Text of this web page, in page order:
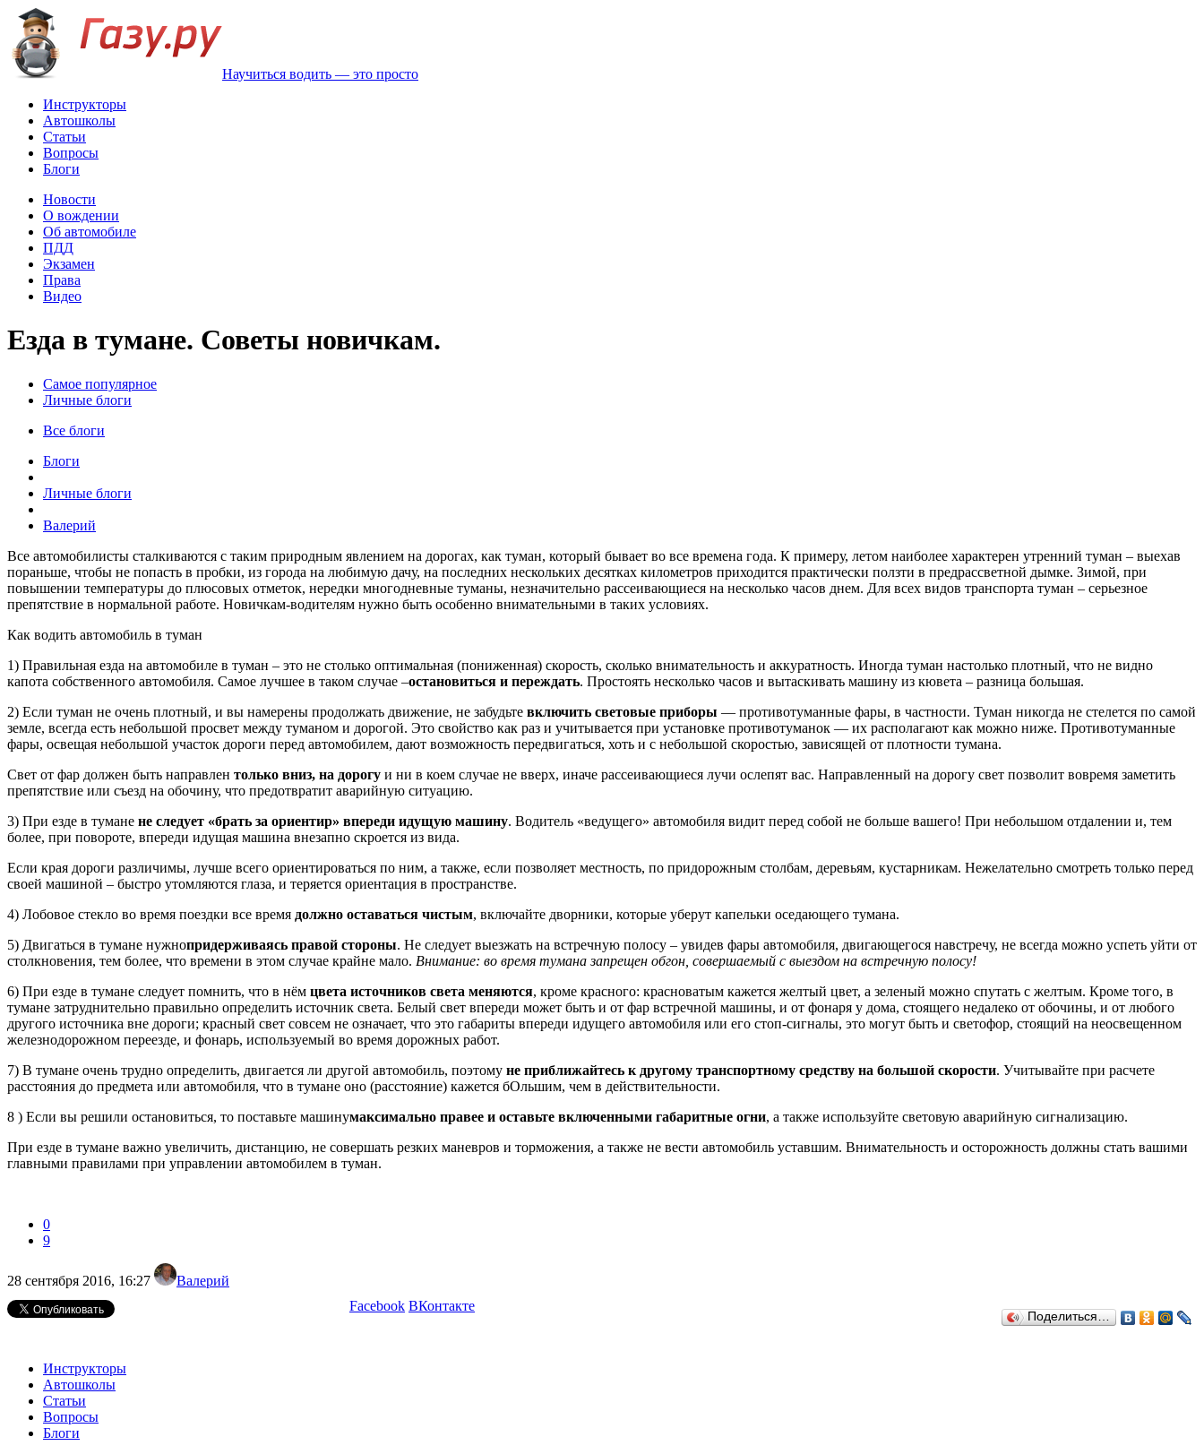
Научиться водить — это просто
Инструкторы
Автошколы
Статьи
Вопросы
Блоги
Новости
О вождении
Об автомобиле
ПДД
Экзамен
Права
Видео
Езда в тумане. Советы новичкам.
Самое популярное
Личные блоги
Все блоги
Блоги
Личные блоги
Валерий
Все автомобилисты сталкиваются с таким природным явлением на дорогах, как туман, который бывает во все времена года. К примеру, летом наиболее характерен утренний туман – выехав
пораньше, чтобы не попасть в пробки, из города на любимую дачу, на последних нескольких десятках километров приходится практически ползти в предрассветной дымке. Зимой, при
повышении температуры до плюсовых отметок, нередки многодневные туманы, незначительно рассеивающиеся на несколько часов днем. Для всех видов транспорта туман – серьезное
препятствие в нормальной работе. Новичкам-водителям нужно быть особенно внимательными в таких условиях.
Как водить автомобиль в туман
1) Правильная езда на автомобиле в туман – это не столько оптимальная (пониженная) скорость, сколько внимательность и аккуратность. Иногда туман настолько плотный, что не видно
капота собственного автомобиля. Самое лучшее в таком случае –остановиться и переждать. Простоять несколько часов и вытаскивать машину из кювета – разница большая.
2) Если туман не очень плотный, и вы намерены продолжать движение, не забудьте включить световые приборы — противотуманные фары, в частности. Туман никогда не стелется по самой
земле, всегда есть небольшой просвет между туманом и дорогой. Это свойство как раз и учитывается при установке противотуманок — их располагают как можно ниже. Противотуманные
фары, освещая небольшой участок дороги перед автомобилем, дают возможность передвигаться, хоть и с небольшой скоростью, зависящей от плотности тумана.
Свет от фар должен быть направлен только вниз, на дорогу и ни в коем случае не вверх, иначе рассеивающиеся лучи ослепят вас. Направленный на дорогу свет позволит вовремя заметить
препятствие или съезд на обочину, что предотвратит аварийную ситуацию.
3) При езде в тумане не следует «брать за ориентир» впереди идущую машину. Водитель «ведущего» автомобиля видит перед собой не больше вашего! При небольшом отдалении и, тем
более, при повороте, впереди идущая машина внезапно скроется из вида.
Если края дороги различимы, лучше всего ориентироваться по ним, а также, если позволяет местность, по придорожным столбам, деревьям, кустарникам. Нежелательно смотреть только перед
своей машиной – быстро утомляются глаза, и теряется ориентация в пространстве.
4) Лобовое стекло во время поездки все время должно оставаться чистым, включайте дворники, которые уберут капельки оседающего тумана.
5) Двигаться в тумане нужнопридерживаясь правой стороны. Не следует выезжать на встречную полосу – увидев фары автомобиля, двигающегося навстречу, не всегда можно успеть уйти от
столкновения, тем более, что времени в этом случае крайне мало. Внимание: во время тумана запрещен обгон, совершаемый с выездом на встречную полосу!
6) При езде в тумане следует помнить, что в нём цвета источников света меняются, кроме красного: красноватым кажется желтый цвет, а зеленый можно спутать с желтым. Кроме того, в
тумане затруднительно правильно определить источник света. Белый свет впереди может быть и от фар встречной машины, и от фонаря у дома, стоящего недалеко от обочины, и от любого
другого источника вне дороги; красный свет совсем не означает, что это габариты впереди идущего автомобиля или его стоп-сигналы, это могут быть и светофор, стоящий на неосвещенном
железнодорожном переезде, и фонарь, используемый во время дорожных работ.
7) В тумане очень трудно определить, двигается ли другой автомобиль, поэтому не приближайтесь к другому транспортному средству на большой скорости. Учитывайте при расчете
расстояния до предмета или автомобиля, что в тумане оно (расстояние) кажется бОльшим, чем в действительности.
8 ) Если вы решили остановиться, то поставьте машинумаксимально правее и оставьте включенными габаритные огни, а также используйте световую аварийную сигнализацию.
При езде в тумане важно увеличить, дистанцию, не совершать резких маневров и торможения, а также не вести автомобиль уставшим. Внимательность и осторожность должны стать вашими
главными правилами при управлении автомобилем в туман.
0
9
28 сентября 2016, 16:27 Валерий
Поделиться…
Facebook ВКонтакте
Инструкторы
Автошколы
Статьи
Вопросы
Блоги